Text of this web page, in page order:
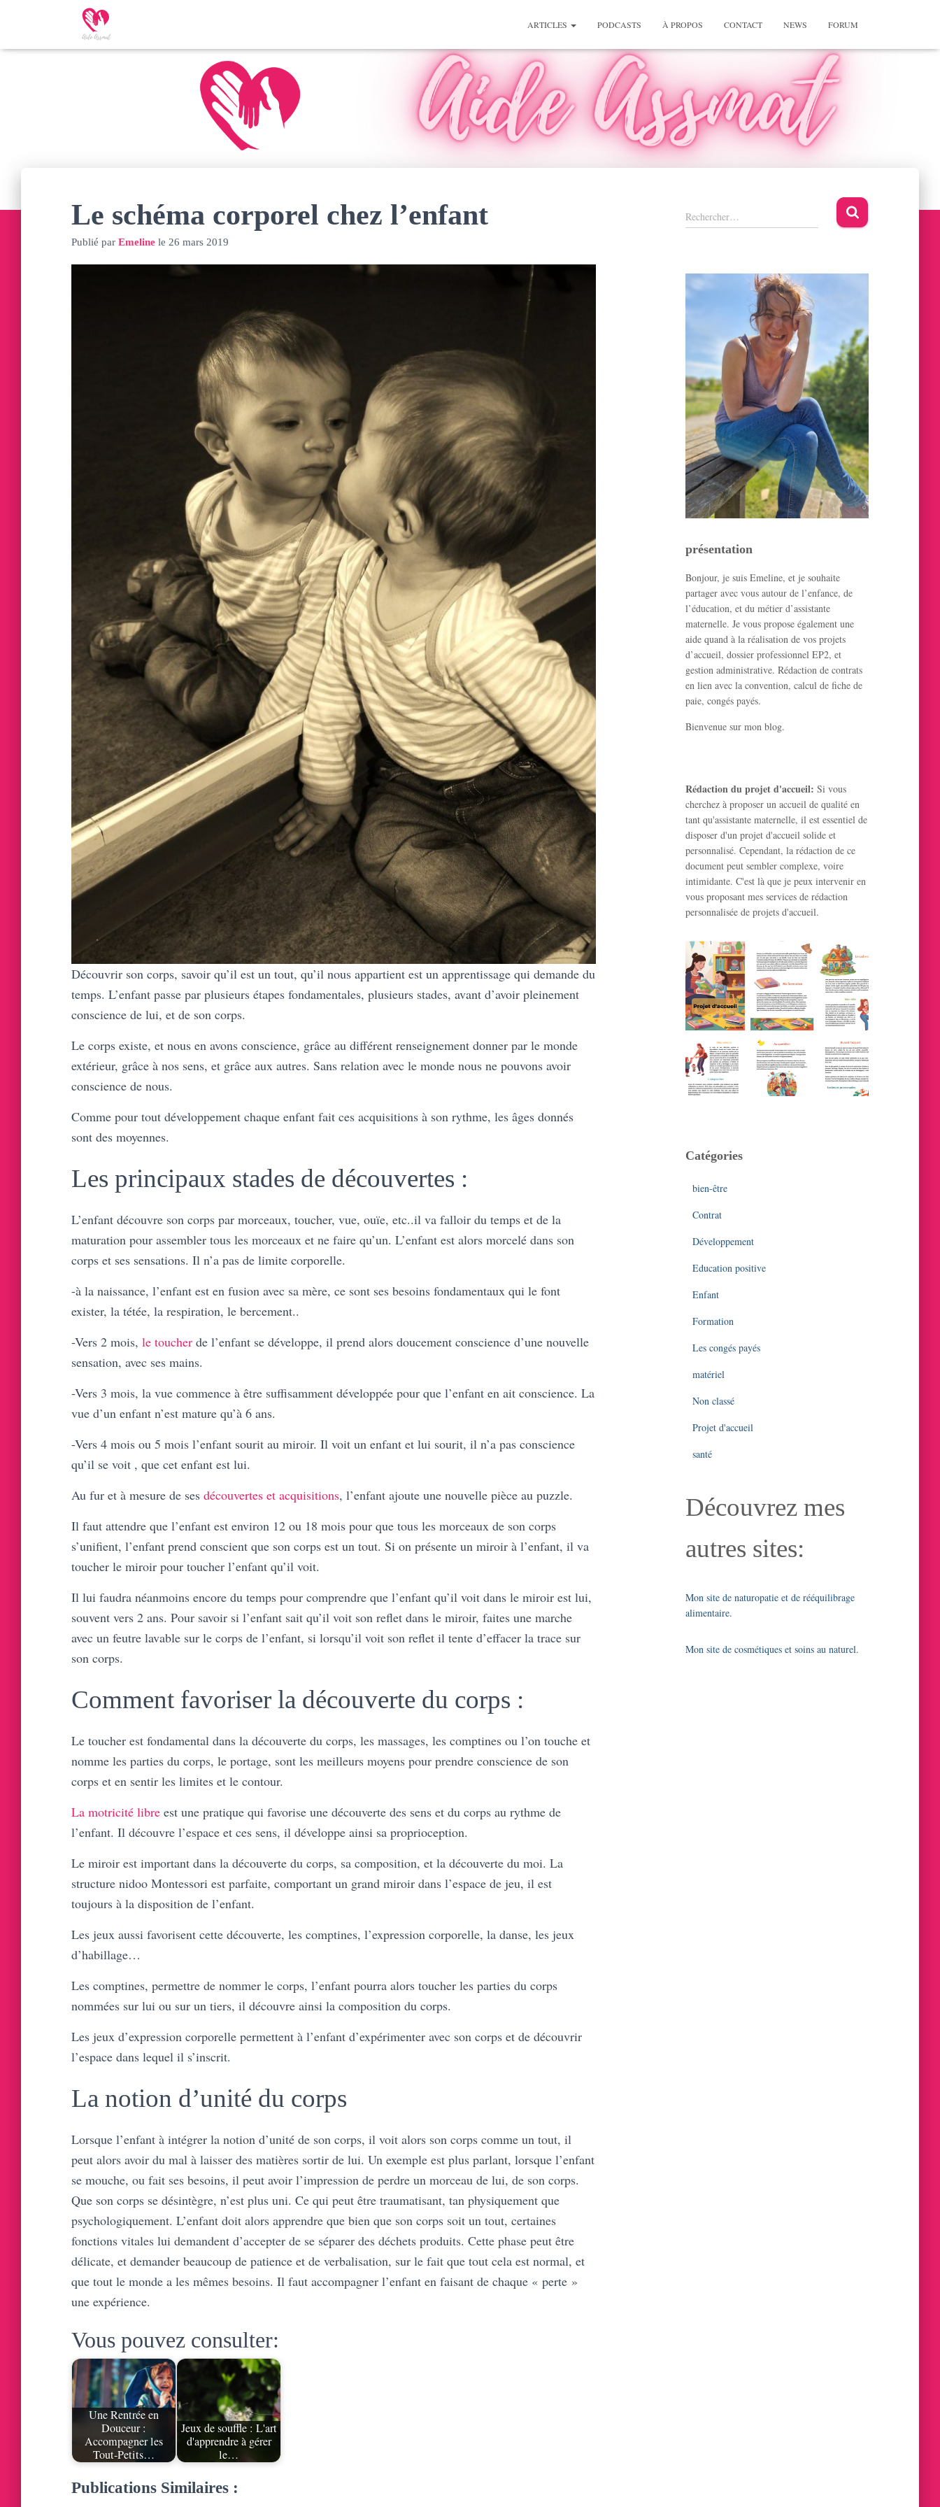
ARTICLES PODCASTS À PROPOS CONTACT NEWS FORUM
Le schéma corporel chez l’enfant
Publié par Emeline le 26 mars 2019
Découvrir son corps, savoir qu’il est un tout, qu’il nous appartient est un apprentissage qui demande du
temps. L’enfant passe par plusieurs étapes fondamentales, plusieurs stades, avant d’avoir pleinement
conscience de lui, et de son corps.
Le corps existe, et nous en avons conscience, grâce au différent renseignement donner par le monde
extérieur, grâce à nos sens, et grâce aux autres. Sans relation avec le monde nous ne pouvons avoir
conscience de nous.
Comme pour tout développement chaque enfant fait ces acquisitions à son rythme, les âges donnés
sont des moyennes.
Les principaux stades de découvertes :
L’enfant découvre son corps par morceaux, toucher, vue, ouïe, etc..il va falloir du temps et de la
maturation pour assembler tous les morceaux et ne faire qu’un. L’enfant est alors morcelé dans son
corps et ses sensations. Il n’a pas de limite corporelle.
-à la naissance, l’enfant est en fusion avec sa mère, ce sont ses besoins fondamentaux qui le font
exister, la tétée, la respiration, le bercement..
-Vers 2 mois, le toucher de l’enfant se développe, il prend alors doucement conscience d’une nouvelle
sensation, avec ses mains.
-Vers 3 mois, la vue commence à être suffisamment développée pour que l’enfant en ait conscience. La
vue d’un enfant n’est mature qu’à 6 ans.
-Vers 4 mois ou 5 mois l’enfant sourit au miroir. Il voit un enfant et lui sourit, il n’a pas conscience
qu’il se voit , que cet enfant est lui.
Au fur et à mesure de ses découvertes et acquisitions, l’enfant ajoute une nouvelle pièce au puzzle.
Il faut attendre que l’enfant est environ 12 ou 18 mois pour que tous les morceaux de son corps
s’unifient, l’enfant prend conscient que son corps est un tout. Si on présente un miroir à l’enfant, il va
toucher le miroir pour toucher l’enfant qu’il voit.
Il lui faudra néanmoins encore du temps pour comprendre que l’enfant qu’il voit dans le miroir est lui,
souvent vers 2 ans. Pour savoir si l’enfant sait qu’il voit son reflet dans le miroir, faites une marche
avec un feutre lavable sur le corps de l’enfant, si lorsqu’il voit son reflet il tente d’effacer la trace sur
son corps.
Comment favoriser la découverte du corps :
Le toucher est fondamental dans la découverte du corps, les massages, les comptines ou l’on touche et
nomme les parties du corps, le portage, sont les meilleurs moyens pour prendre conscience de son
corps et en sentir les limites et le contour.
La motricité libre est une pratique qui favorise une découverte des sens et du corps au rythme de
l’enfant. Il découvre l’espace et ces sens, il développe ainsi sa proprioception.
Le miroir est important dans la découverte du corps, sa composition, et la découverte du moi. La
structure nidoo Montessori est parfaite, comportant un grand miroir dans l’espace de jeu, il est
toujours à la disposition de l’enfant.
Les jeux aussi favorisent cette découverte, les comptines, l’expression corporelle, la danse, les jeux
d’habillage…
Les comptines, permettre de nommer le corps, l’enfant pourra alors toucher les parties du corps
nommées sur lui ou sur un tiers, il découvre ainsi la composition du corps.
Les jeux d’expression corporelle permettent à l’enfant d’expérimenter avec son corps et de découvrir
l’espace dans lequel il s’inscrit.
La notion d’unité du corps
Lorsque l’enfant à intégrer la notion d’unité de son corps, il voit alors son corps comme un tout, il
peut alors avoir du mal à laisser des matières sortir de lui. Un exemple est plus parlant, lorsque l’enfant
se mouche, ou fait ses besoins, il peut avoir l’impression de perdre un morceau de lui, de son corps.
Que son corps se désintègre, n’est plus uni. Ce qui peut être traumatisant, tan physiquement que
psychologiquement. L’enfant doit alors apprendre que bien que son corps soit un tout, certaines
fonctions vitales lui demandent d’accepter de se séparer des déchets produits. Cette phase peut être
délicate, et demander beaucoup de patience et de verbalisation, sur le fait que tout cela est normal, et
que tout le monde a les mêmes besoins. Il faut accompagner l’enfant en faisant de chaque « perte »
une expérience.
Vous pouvez consulter:
Une Rentrée en
Douceur :
Accompagner les
Tout-Petits…
Jeux de souffle : L'art
d'apprendre à gérer
le…
Publications Similaires :
R
e
e
r
:
Rechercher…
présentation
Bonjour, je suis Emeline, et je souhaite
partager avec vous autour de l’enfance, de
l’éducation, et du métier d’assistante
maternelle. Je vous propose également une
aide quand à la réalisation de vos projets
d’accueil, dossier professionnel EP2, et
gestion administrative. Rédaction de contrats
en lien avec la convention, calcul de fiche de
paie, congés payés.
Bienvenue sur mon blog.
Rédaction du projet d'accueil: Si vous
cherchez à proposer un accueil de qualité en
tant qu'assistante maternelle, il est essentiel de
disposer d'un projet d'accueil solide et
personnalisé. Cependant, la rédaction de ce
document peut sembler complexe, voire
intimidante. C'est là que je peux intervenir en
vous proposant mes services de rédaction
personnalisée de projets d'accueil.
Catégories
bien-être
Contrat
Développement
Education positive
Enfant
Formation
Les congés payés
matériel
Non classé
Projet d'accueil
santé
Découvrez mes
autres sites:
Mon site de naturopatie et de rééquilibrage
alimentaire.
Mon site de cosmétiques et soins au naturel.